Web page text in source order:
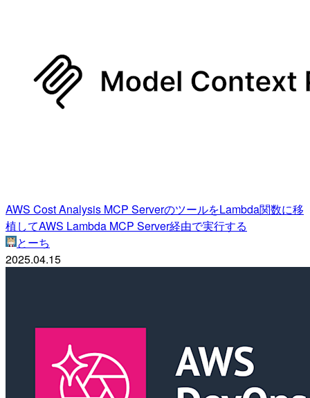
AWS Cost Analysis MCP ServerのツールをLambda関数に移
植してAWS Lambda MCP Server経由で実行する
とーち
2025.04.15